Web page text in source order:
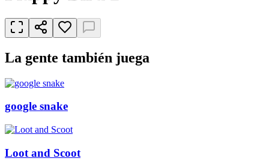
La gente también juega
google snake
Loot and Scoot